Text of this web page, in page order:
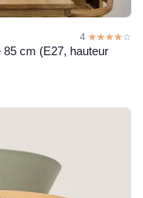
4 ☆☆☆☆☆
★★★★★
cm (E27, hauteur